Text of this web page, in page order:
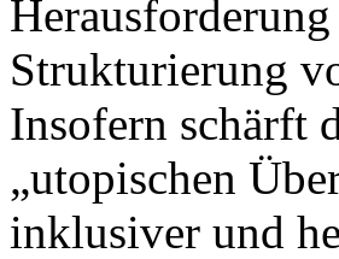
Strukturierung
Insofern schärft
„utopischen
inklusiver und